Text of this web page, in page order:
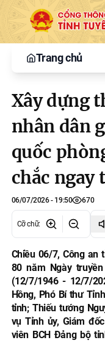
Trang chủ
Xây dựng
nhân dân
quốc
chắc ngay
06/07/2026 - 19:50 670
Cỡ chữ:
Chiều 06/7, Công an
80 năm Ngày
(12/7/1946 - 12/7/
Hồng, Phó Bí thư
tỉnh; Thiếu tướng
vụ Tỉnh ủy, Giám
viên BCH Đảng bộ